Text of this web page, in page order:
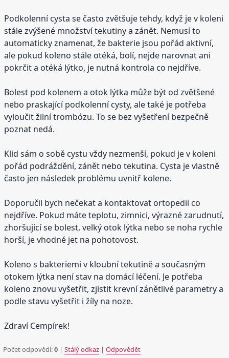
Podkolenní cysta se často zvětšuje tehdy, když je v koleni
stále zvýšené množství tekutiny a zánět. Nemusí to
automaticky znamenat, že bakterie jsou pořád aktivní,
ale pokud koleno stále otéká, bolí, nejde narovnat ani
pokrčit a otéká lýtko, je nutná kontrola co nejdříve.
Bolest pod kolenem a otok lýtka může být od zvětšené
nebo praskající podkolenní cysty, ale také je potřeba
vyloučit žilní trombózu. To se bez vyšetření bezpečně
poznat nedá.
Klid sám o sobě cystu vždy nezmenší, pokud je v koleni
pořád podráždění, zánět nebo tekutina. Cysta je vlastně
často jen následek problému uvnitř kolene.
Doporučil bych nečekat a kontaktovat ortopedii co
nejdříve. Pokud máte teplotu, zimnici, výrazné zarudnutí,
zhoršující se bolest, velký otok lýtka nebo se noha rychle
horší, je vhodné jet na pohotovost.
Koleno s bakteriemi v kloubní tekutině a současným
otokem lýtka není stav na domácí léčení. Je potřeba
koleno znovu vyšetřit, zjistit krevní zánětlivé parametry a
podle stavu vyšetřit i žíly na noze.
Zdraví Cempírek!
Počet odpovědí:0 |Stálý odkaz |Odpovědět